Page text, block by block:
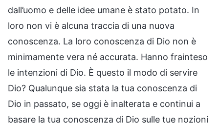
dall’uomo e delle idee umane è stato potato. In
loro non vi è alcuna traccia di una nuova
conoscenza. La loro conoscenza di Dio non è
minimamente vera né accurata. Hanno frainteso
le intenzioni di Dio. È questo il modo di servire
Dio? Qualunque sia stata la tua conoscenza di
Dio in passato, se oggi è inalterata e continui a
basare la tua conoscenza di Dio sulle tue nozioni